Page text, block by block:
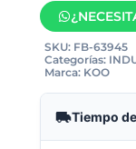
SKU: FB-63945
Categorías:
Marca: KOO
Tiempo